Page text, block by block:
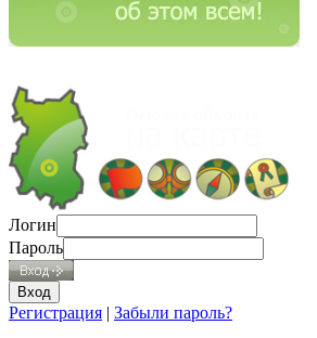
Логин
Пароль
Регистрация | Забыли пароль?